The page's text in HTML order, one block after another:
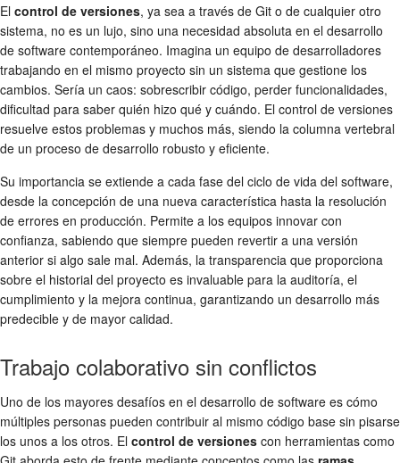
El control de versiones, ya sea a través de Git o de cualquier otro
sistema, no es un lujo, sino una necesidad absoluta en el desarrollo
de software contemporáneo. Imagina un equipo de desarrolladores
trabajando en el mismo proyecto sin un sistema que gestione los
cambios. Sería un caos: sobrescribir código, perder funcionalidades,
dificultad para saber quién hizo qué y cuándo. El control de versiones
resuelve estos problemas y muchos más, siendo la columna vertebral
de un proceso de desarrollo robusto y eficiente.
Su importancia se extiende a cada fase del ciclo de vida del software,
desde la concepción de una nueva característica hasta la resolución
de errores en producción. Permite a los equipos innovar con
confianza, sabiendo que siempre pueden revertir a una versión
anterior si algo sale mal. Además, la transparencia que proporciona
sobre el historial del proyecto es invaluable para la auditoría, el
cumplimiento y la mejora continua, garantizando un desarrollo más
predecible y de mayor calidad.
Trabajo colaborativo sin conflictos
Uno de los mayores desafíos en el desarrollo de software es cómo
múltiples personas pueden contribuir al mismo código base sin pisarse
los unos a los otros. El control de versiones con herramientas como